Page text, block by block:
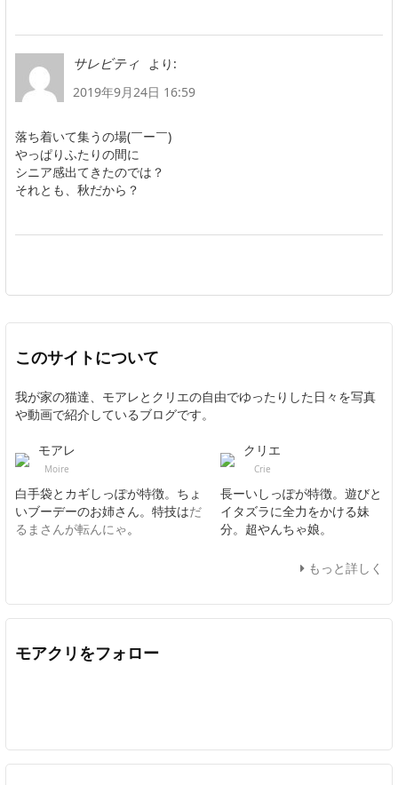
サレビティ
より:
2019年9月24日 16:59
落ち着いて集うの場(￣ー￣)
やっぱりふたりの間に
シニア感出てきたのでは？
それとも、秋だから？
このサイトについて
我が家の猫達、モアレとクリエの自由でゆったりした日々を写真
や動画で紹介しているブログです。
モアレ
Moire
白手袋とカギしっぽが特徴。ちょ
いブーデーのお姉さん。特技はだ
るまさんが転んにゃ。
クリエ
Crie
長ーいしっぽが特徴。遊びと
イタズラに全力をかける妹
分。超やんちゃ娘。
もっと詳しく
モアクリをフォロー